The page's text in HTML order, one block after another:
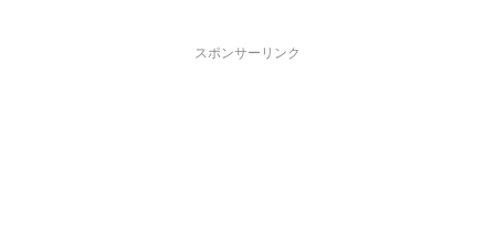
スポンサーリンク